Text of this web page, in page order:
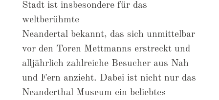
Stadt ist insbesondere für das
weltberühmte
Neandertal bekannt, das sich unmittelbar
vor den Toren Mettmanns erstreckt und
alljährlich zahlreiche Besucher aus Nah
und Fern anzieht. Dabei ist nicht nur das
Neanderthal Museum ein beliebtes